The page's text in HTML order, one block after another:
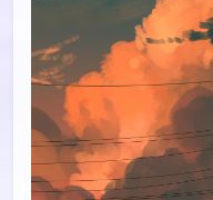
id=98205721